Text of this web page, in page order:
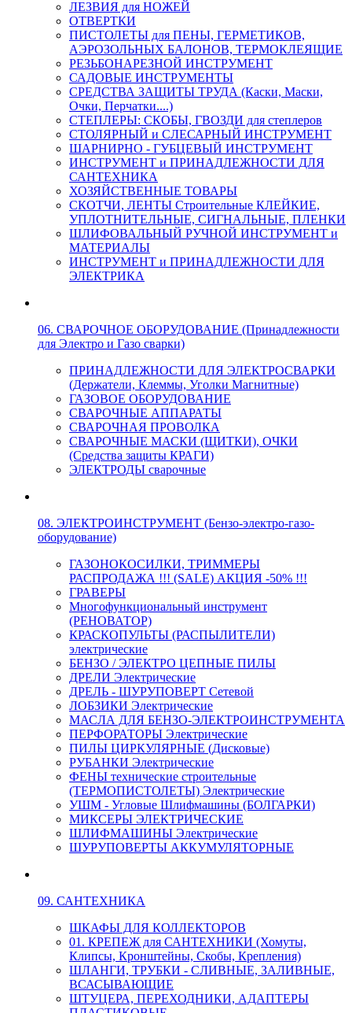
ЛЕЗВИЯ для НОЖЕЙ
ОТВЕРТКИ
ПИСТОЛЕТЫ для ПЕНЫ, ГЕРМЕТИКОВ,
АЭРОЗОЛЬНЫХ БАЛОНОВ, ТЕРМОКЛЕЯЩИЕ
РЕЗЬБОНАРЕЗНОЙ ИНСТРУМЕНТ
САДОВЫЕ ИНСТРУМЕНТЫ
СРЕДСТВА ЗАЩИТЫ ТРУДА (Каски, Маски,
Очки, Перчатки....)
СТЕПЛЕРЫ: СКОБЫ, ГВОЗДИ для степлеров
СТОЛЯРНЫЙ и СЛЕСАРНЫЙ ИНСТРУМЕНТ
ШАРНИРНО - ГУБЦЕВЫЙ ИНСТРУМЕНТ
ИНСТРУМЕНТ и ПРИНАДЛЕЖНОСТИ ДЛЯ
САНТЕХНИКА
ХОЗЯЙСТВЕННЫЕ ТОВАРЫ
СКОТЧИ, ЛЕНТЫ Строительные КЛЕЙКИЕ,
УПЛОТНИТЕЛЬНЫЕ, СИГНАЛЬНЫЕ, ПЛЕНКИ
ШЛИФОВАЛЬНЫЙ РУЧНОЙ ИНСТРУМЕНТ и
МАТЕРИАЛЫ
ИНСТРУМЕНТ и ПРИНАДЛЕЖНОСТИ ДЛЯ
ЭЛЕКТРИКА
06. СВАРОЧНОЕ ОБОРУДОВАНИЕ (Принадлежности
для Электро и Газо сварки)
ПРИНАДЛЕЖНОСТИ ДЛЯ ЭЛЕКТРОСВАРКИ
(Держатели, Клеммы, Уголки Магнитные)
ГАЗОВОЕ ОБОРУДОВАНИЕ
СВАРОЧНЫЕ АППАРАТЫ
СВАРОЧНАЯ ПРОВОЛКА
СВАРОЧНЫЕ МАСКИ (ЩИТКИ), ОЧКИ
(Средства защиты КРАГИ)
ЭЛЕКТРОДЫ сварочные
08. ЭЛЕКТРОИНСТРУМЕНТ (Бензо-электро-газо-
оборудование)
ГАЗОНОКОСИЛКИ, ТРИММЕРЫ
РАСПРОДАЖА !!! (SALE) АКЦИЯ -50% !!!
ГРАВЕРЫ
Многофункциональный инструмент
(РЕНОВАТОР)
КРАСКОПУЛЬТЫ (РАСПЫЛИТЕЛИ)
электрические
БЕНЗО / ЭЛЕКТРО ЦЕПНЫЕ ПИЛЫ
ДРЕЛИ Электрические
ДРЕЛЬ - ШУРУПОВЕРТ Сетевой
ЛОБЗИКИ Электрические
МАСЛА ДЛЯ БЕНЗО-ЭЛЕКТРОИНСТРУМЕНТА
ПЕРФОРАТОРЫ Электрические
ПИЛЫ ЦИРКУЛЯРНЫЕ (Дисковые)
РУБАНКИ Электрические
ФЕНЫ технические строительные
(ТЕРМОПИСТОЛЕТЫ) Электрические
УШМ - Угловые Шлифмашины (БОЛГАРКИ)
МИКСЕРЫ ЭЛЕКТРИЧЕСКИЕ
ШЛИФМАШИНЫ Электрические
ШУРУПОВЕРТЫ АККУМУЛЯТОРНЫЕ
09. САНТЕХНИКА
ШКАФЫ ДЛЯ КОЛЛЕКТОРОВ
01. КРЕПЕЖ для САНТЕХНИКИ (Хомуты,
Клипсы, Кронштейны, Скобы, Крепления)
ШЛАНГИ, ТРУБКИ - СЛИВНЫЕ, ЗАЛИВНЫЕ,
ВСАСЫВАЮЩИЕ
ШТУЦЕРА, ПЕРЕХОДНИКИ, АДАПТЕРЫ